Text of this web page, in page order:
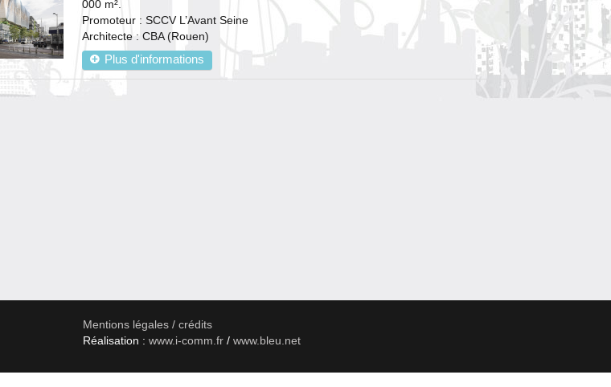
000 m².
Promoteur : SCCV L’Avant Seine
Architecte : CBA (Rouen)
Plus d'informations
Mentions légales / crédits
Réalisation : www.i-comm.fr / www.bleu.net